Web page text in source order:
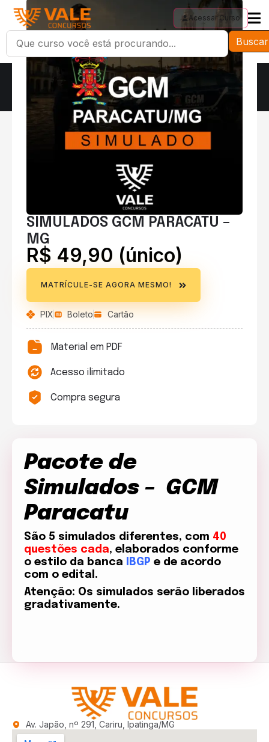
Acessar Curso
Buscar
Pacote de
Simulados – GCM
Paracatu
São 5 simulados diferentes, com 40
questões cada, elaborados conforme
o estilo da banca
IBGP e de acordo
com o edital.
Atenção: Os simulados serão liberados
gradativamente.
SIMULADOS GCM PARACATU –
MG
R$ 49,90 (único)
MATRÍCULE-SE AGORA MESMO!
PIX Boleto Cartão
Material em PDF
Acesso ilimitado
Compra segura
Av. Japão, nº 291, Cariru, Ipatinga/MG